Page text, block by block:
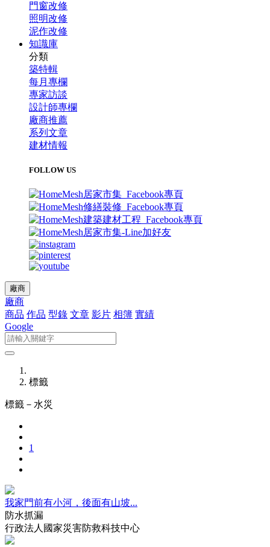
門窗改修
照明改修
泥作改修
知識庫
分類
築特輯
每月專欄
專家訪談
設計師專欄
廠商推薦
系列文章
建材情報
FOLLOW US
廠商
廠商
商品 作品 型錄 文章 影片 相簿 實績
Google
標籤
標籤－ 水災
1
我家門前有小河，後面有山坡...
防水抓漏
行政法人國家災害防救科技中心